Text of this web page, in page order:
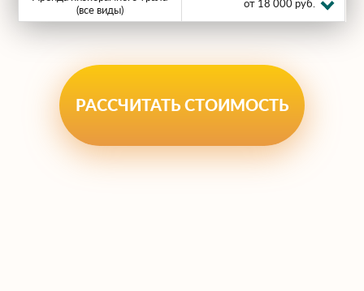
(все виды)
от 18 000 руб.
РАССЧИТАТЬ СТОИМОСТЬ